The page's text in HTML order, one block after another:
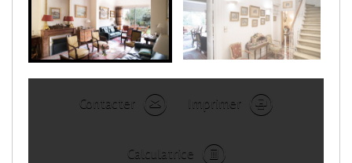
Contacter Imprimer
Calculatrice